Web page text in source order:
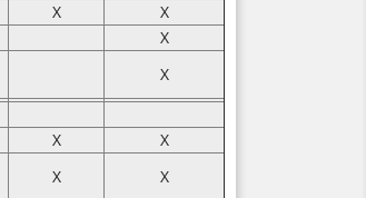
X
X
X
X
X
X
X
X